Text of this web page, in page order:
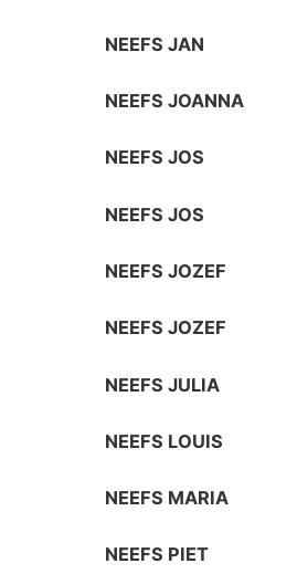
NEEFS JAN
NEEFS JOANNA
NEEFS JOS
NEEFS JOS
NEEFS JOZEF
NEEFS JOZEF
NEEFS JULIA
NEEFS LOUIS
NEEFS MARIA
NEEFS PIET